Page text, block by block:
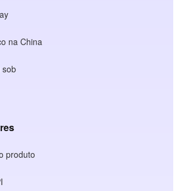
na China
sob
produto